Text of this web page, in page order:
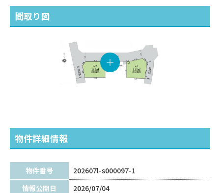
間取り図
物件詳細情報
物件番号
202607l-s000097-1
情報公開日
2026/07/04